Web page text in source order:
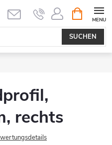
SUCHEN
rechts